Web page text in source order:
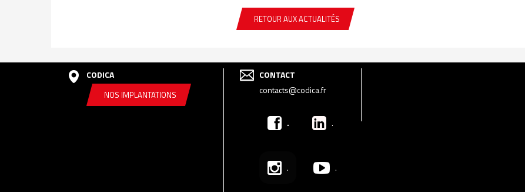
RETOUR AUX ACTUALITÉS
CODICA
NOS IMPLANTATIONS
CONTACT
contacts@codica.fr
. .
. .